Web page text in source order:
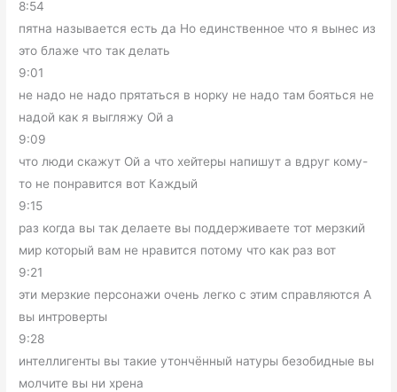
8:54
пятна называется есть да Но единственное что я вынес из
это блаже что так делать
9:01
не надо не надо прятаться в норку не надо там бояться не
надой как я выгляжу Ой а
9:09
что люди скажут Ой а что хейтеры напишут а вдруг кому-
то не понравится вот Каждый
9:15
раз когда вы так делаете вы поддерживаете тот мерзкий
мир который вам не нравится потому что как раз вот
9:21
эти мерзкие персонажи очень легко с этим справляются А
вы интроверты
9:28
интеллигенты вы такие утончённый натуры безобидные вы
молчите вы ни хрена